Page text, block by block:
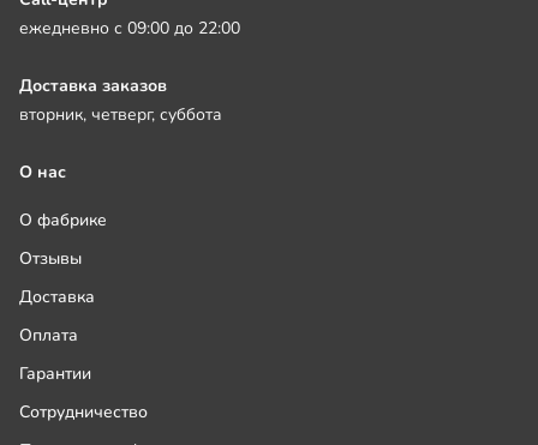
ежедневно с 09:00 до 22:00
Доставка заказов
вторник, четверг, суббота
О нас
О фабрике
Отзывы
Доставка
Оплата
Гарантии
Сотрудничество